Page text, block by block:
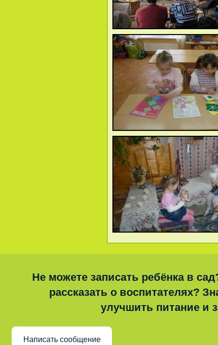
Не можете записать ребёнка в
рассказать о воспитателях?
улучшить питание и
Написать сообщение